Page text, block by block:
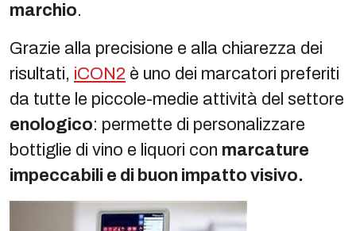
marchio.
Grazie alla precisione e alla chiarezza dei
risultati, iCON2 è uno dei marcatori preferiti
da tutte le piccole-medie attività del settore
enologico: permette di personalizzare
bottiglie di vino e liquori con marcature
impeccabili e di buon impatto visivo.